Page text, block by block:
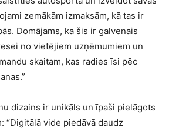
zemākām izmaksām, kā tas ir
Domājams, ka šis ir galvenais
no vietējiem uzņēmumiem un
skaitam, kas radies īsi pēc
dizains ir unikāls un īpaši pielāgots
“Digitālā vide piedāvā daudz